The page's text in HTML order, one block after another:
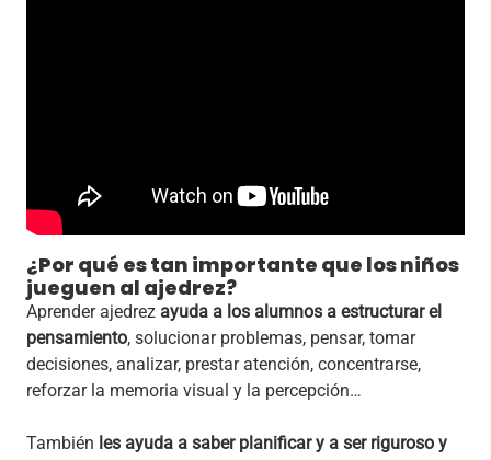
¿Por qué es tan importante que los niños
jueguen al ajedrez?
Aprender ajedrez ayuda a los alumnos a estructurar el
pensamiento, solucionar problemas, pensar, tomar
decisiones, analizar, prestar atención, concentrarse,
reforzar la memoria visual y la percepción…
También les ayuda a saber planificar y a ser riguroso y